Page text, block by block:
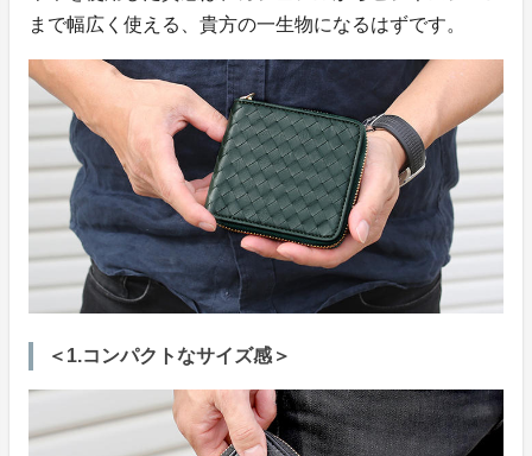
まで幅広く使える、貴方の一生物になるはずです。
＜1.コンパクトなサイズ感＞